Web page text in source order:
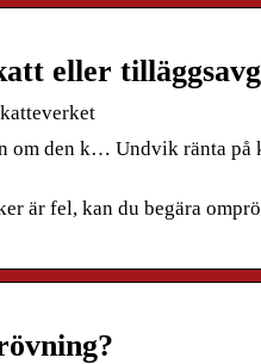
eller
om den k… Undvik ränta på
är fel, kan du begära